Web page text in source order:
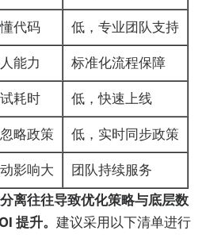
代码 低，专业团队支持
能力 标准化流程保障
耗时 低，快速上线
略政策 低，实时同步政策
影响大
团队持续服务
离往往导致优化策略与底层数
提升。 建议采用以下清单进行